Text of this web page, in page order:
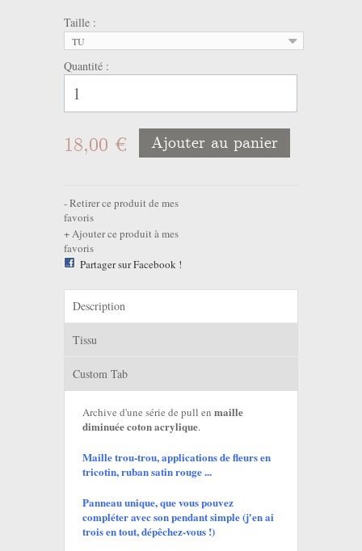
Taille :
TU
Quantité :
18,00 € Ajouter au panier
Retirer ce produit de mes
favoris
Ajouter ce produit à mes
favoris
Partager sur Facebook !
Description
Tissu
Custom Tab
Archive d'une série de pull en maille
diminuée coton acrylique.
Maille trou-trou, applications de fleurs en
tricotin, ruban satin rouge ...
Panneau unique, que vous pouvez
compléter avec son pendant simple (j'en ai
trois en tout, dépêchez-vous !)